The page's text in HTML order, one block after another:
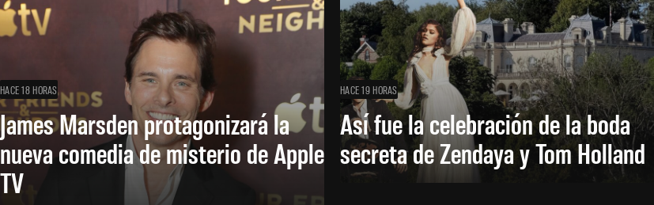
HACE 18 HORAS
James Marsden protagonizará la
nueva comedia de misterio de Apple
TV
HACE 19 HORAS
Así fue la celebración de la boda
secreta de Zendaya y Tom Holland